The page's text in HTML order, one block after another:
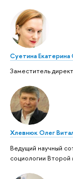
Суетина Екатерина
Заместитель
Хлевнюк Олег
Ведущий научный
социологии